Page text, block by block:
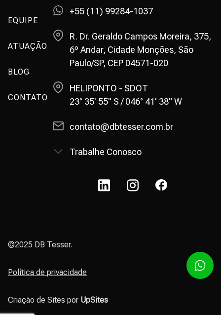
EQUIPE
ATUAÇÃO
BLOG
CONTATO
+55 (11) 99284-1037
R. Dr. Geraldo Campos Moreira, 375,
6º Andar, Cidade Monções, São
Paulo/SP, CEP 04571-020
HELIPONTO - SDOT
23° 35' 55" S / 046° 41' 38" W
contato@dbtesser.com.br
Trabalhe Conosco
©2025 DB Tesser.
Política de privacidade
Criação de Sites por UpSites